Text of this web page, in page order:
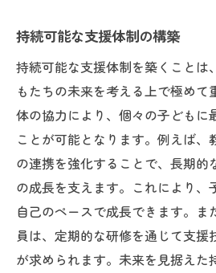
持続可能な支援体制の構築
持続可能な支援体制を築くことは
もたちの未来を考える上で極めて
体の協力により、個々の子どもに
ことが可能となります。例えば、
の連携を強化することで、長期的
の成長を支えます。これにより、
自己のペースで成長できます。ま
員は、定期的な研修を通じて支援
が求められます。未来を見据えた